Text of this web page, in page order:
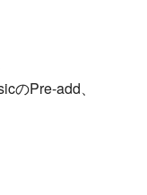
のPre-add、